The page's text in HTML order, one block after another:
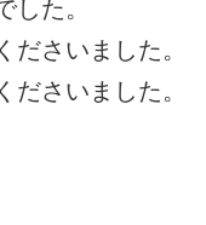
した。
ださいました。
ださいました。